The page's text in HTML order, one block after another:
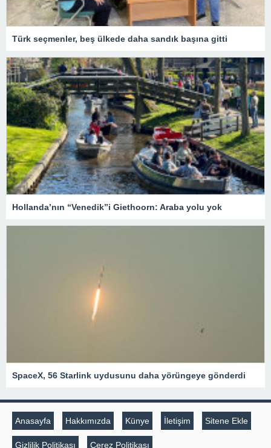
Türk seçmenler, beş ülkede daha sandık başına gitti
Hollanda’nın “Venedik”i Giethoorn: Araba yolu yok
SpaceX, 56 Starlink uydusunu daha yörüngeye gönderdi
Anasayfa Hakkımızda Künye İletişim Sitene Ekle
Gizlilik Politikası Çerez Politikası